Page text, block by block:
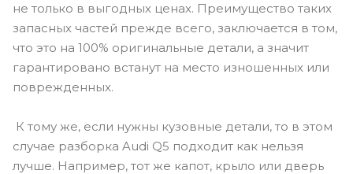
не только в выгодных ценах. Преимущество таких
запасных частей прежде всего, заключается в том,
что это на 100% оригинальные детали, а значит
гарантировано встанут на место изношенных или
поврежденных.
К тому же, если нужны кузовные детали, то в этом
случае разборка Audi Q5 подходит как нельзя
лучше. Например, тот же капот, крыло или дверь